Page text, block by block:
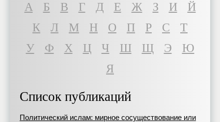
A Б В Г Д Е Ж З И
Й
К
Л М Н О П Р С
Т
У
Ф Х Ц Ч Ш Щ Э
Ю
Я
Список публикаций
Политический ислам: мирное сосуществование или